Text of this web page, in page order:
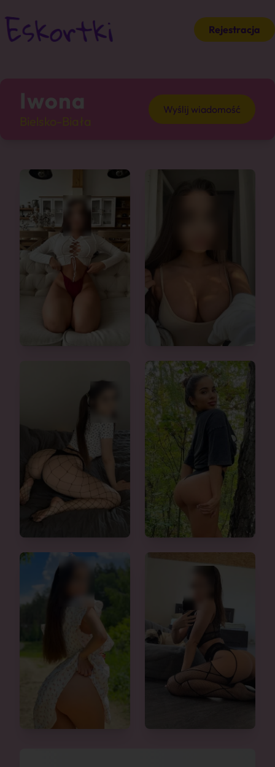
Rejestracja
Iwona Wyślij wiadomość